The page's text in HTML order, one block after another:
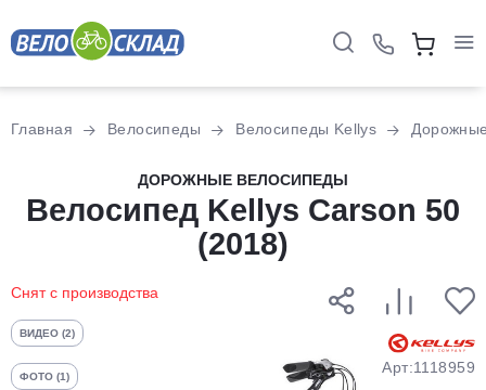
Главная Велосипеды Велосипеды Kellys
ДОРОЖНЫЕ ВЕЛОСИПЕДЫ
Велосипед Kellys Carson 50
(2018)
Снят с производства
ВИДЕО (2)
ФОТО (1) Арт:1118959
Разбейте
оплатуна части
без переплат
График платежей